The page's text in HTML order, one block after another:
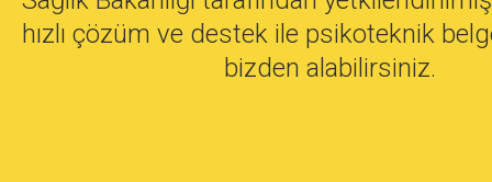
hızlı çözüm ve destek ile psikoteknik
bizden alabilirsiniz.